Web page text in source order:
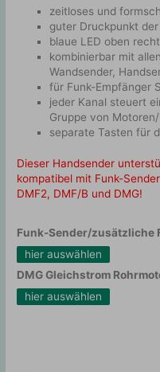
zeitloses und
guter Druckpunkt
blaue LED oben
kombinierbar mit
Wandsender,
für Funk-Empfänger
jeder Kanal steuert
Gruppe von
separate Tasten für
Dieser Handsender
kompatibel mit Funk-
DMF2, DMF/B und DMG!
Funk-Sender/zusätzliche
hier auswählen
DMG Gleichstrom
hier auswählen